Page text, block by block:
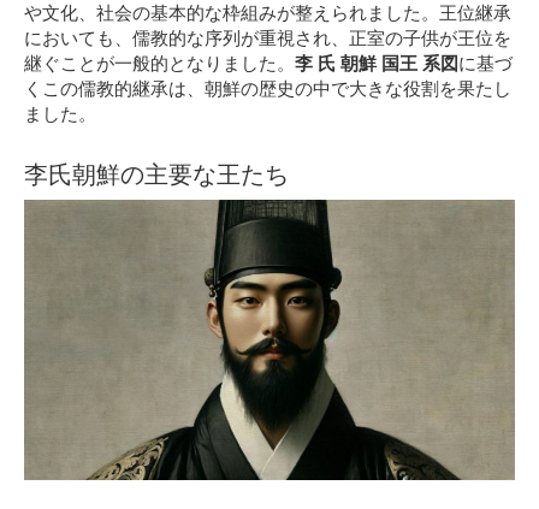
や文化、社会の基本的な枠組みが整えられました。王位継承
においても、儒教的な序列が重視され、正室の子供が王位を
継ぐことが一般的となりました。 李 氏 朝鮮 国王 系図に基づ
くこの儒教的継承は、朝鮮の歴史の中で大きな役割を果たし
ました。
李氏朝鮮の主要な王たち